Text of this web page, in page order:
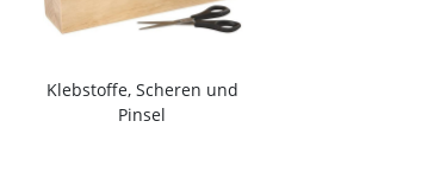
Klebstoffe, Scheren und
Pinsel